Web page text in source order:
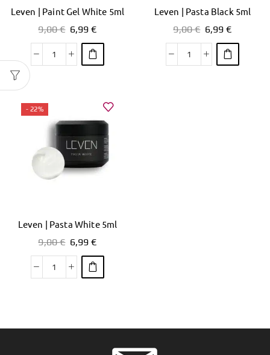
Leven | Paint Gel White 5ml
9,00€ 6,99€
Leven | Pasta Black 5ml
9,00€ 6,99€
- 22%
Leven | Pasta White 5ml
9,00€ 6,99€